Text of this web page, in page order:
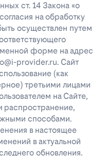
ст. 14 Закона «о
на обработку
осуществлен путем
форме на адрес
provider.ru. Сайт
(как
третьими лицами
на Сайте,
распространение,
способами.
в настоящее
в актуальной
обновления.